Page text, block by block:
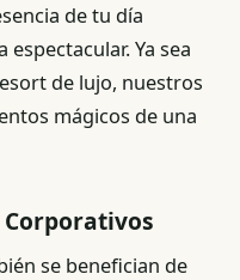
de tu día
Ya sea
de lujo, nuestros
mágicos de una
se benefician de